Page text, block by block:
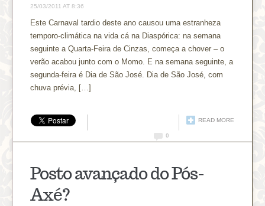
25/03/2011 AT 8:36
Este Carnaval tardio deste ano causou uma estranheza
temporo-climática na vida cá na Diaspórica: na semana
seguinte a Quarta-Feira de Cinzas, começa a chover – o
verão acabou junto com o Momo. E na semana seguinte, a
segunda-feira é Dia de São José. Dia de São José, com
chuva prévia, […]
READ MORE
0
Posto avançado do Pós-
Axé?